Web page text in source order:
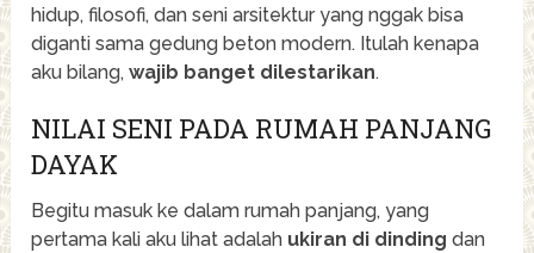
hidup, filosofi, dan seni arsitektur yang nggak bisa
diganti sama gedung beton modern. Itulah kenapa
aku bilang,wajib banget dilestarikan.
NILAI SENI PADA RUMAH PANJANG
DAYAK
Begitu masuk ke dalam rumah panjang, yang
pertama kali aku lihat adalah ukiran di dinding dan